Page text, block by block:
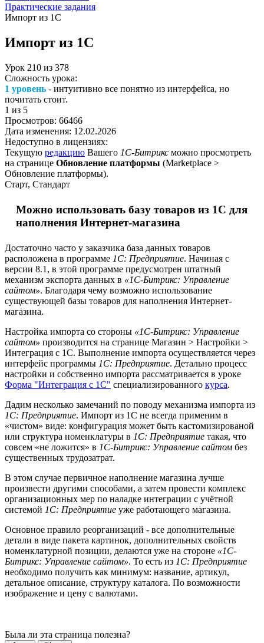
Практические задания
Импорт из 1С
Импорт из 1С
Урок 210 из 378
Сложность урока:
1 уровень - интуитивно все понятно из интерфейса, но
почитать стоит.
1 из 5
Просмотров: 66466
Дата изменения: 12.02.2026
Недоступно в лицензиях:
Текущую редакцию Вашего 1С-Битрикс можно просмотреть
на странице Обновление платформы (Marketplace >
Обновление платформы).
Старт, Стандарт
Можно использовать базу товаров из 1С для
наполнения Интернет-магазина
Достаточно часто у заказчика база данных товаров
расположена в программе 1С: Предприятие. Начиная с
версии 8.1, в этой программе предусмотрен штатный
механизм экспорта данных в «1С-Битрикс: Управление
сайтом». Благодаря чему возможно использование
существующей базы товаров для наполнения Интернет-
магазина.
Настройка импорта со стороны «1С-Битрикс: Управление
сайтом» производится на странице Магазин > Настройки >
Интеграция с 1С. Выполнение импорта осуществляется через
интерфейс программы 1С: Предприятие. Детально процесс
настройки и собственно импорта рассматривается в уроке
Форма "Интеграция с 1С" специализированного курса.
Дадим несколько замечаний по поводу механизма импорта из
1С: Предприятие. Импорт из 1С не всегда применим в
«чистом» виде: конфигурация может быть кастомизированой
или структура номенклатуры в 1С: Предприятие такая, что
совсем «не ложится» в 1С-Битрикс: Управление сайтом без
существенных трудозатрат.
В этом случае первичное наполнение магазина лучше
произвести другими способами, а затем провести комплекс
организационных мер по наладке интеграции с учётной
системой 1С: Предприятие уже работающего магазина.
Основное правило реорганизаций - все дополнительные
детали в виде пакета картинок, дополнительных свойств
номенклатурной позиции, делаются уже на стороне «1С-
Битрикс: Управление сайтом». То есть из 1С: Предприятие
необходимо получить как минимум: название, артикул,
детальное описание, структуру каталога. По возможности
изображение и цену с валютами.
Была ли эта страница полезна?